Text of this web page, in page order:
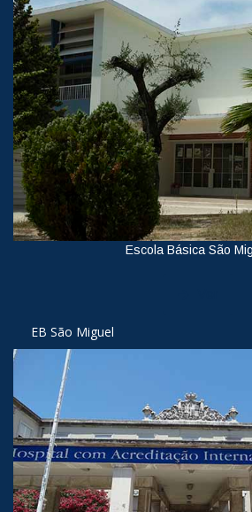
Escola Básica São
EB São Miguel